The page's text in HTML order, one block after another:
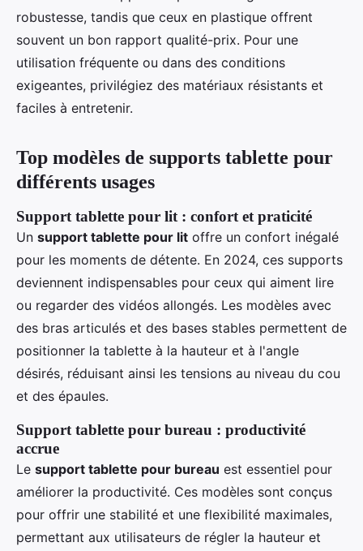
robustesse, tandis que ceux en plastique offrent
souvent un bon rapport qualité-prix. Pour une
utilisation fréquente ou dans des conditions
exigeantes, privilégiez des matériaux résistants et
faciles à entretenir.
Top modèles de supports tablette pour
différents usages
Support tablette pour lit : confort et praticité
Un support tablette pour lit offre un confort inégalé
pour les moments de détente. En 2024, ces supports
deviennent indispensables pour ceux qui aiment lire
ou regarder des vidéos allongés. Les modèles avec
des bras articulés et des bases stables permettent de
positionner la tablette à la hauteur et à l'angle
désirés, réduisant ainsi les tensions au niveau du cou
et des épaules.
Support tablette pour bureau : productivité
accrue
Le support tablette pour bureau est essentiel pour
améliorer la productivité. Ces modèles sont conçus
pour offrir une stabilité et une flexibilité maximales,
permettant aux utilisateurs de régler la hauteur et